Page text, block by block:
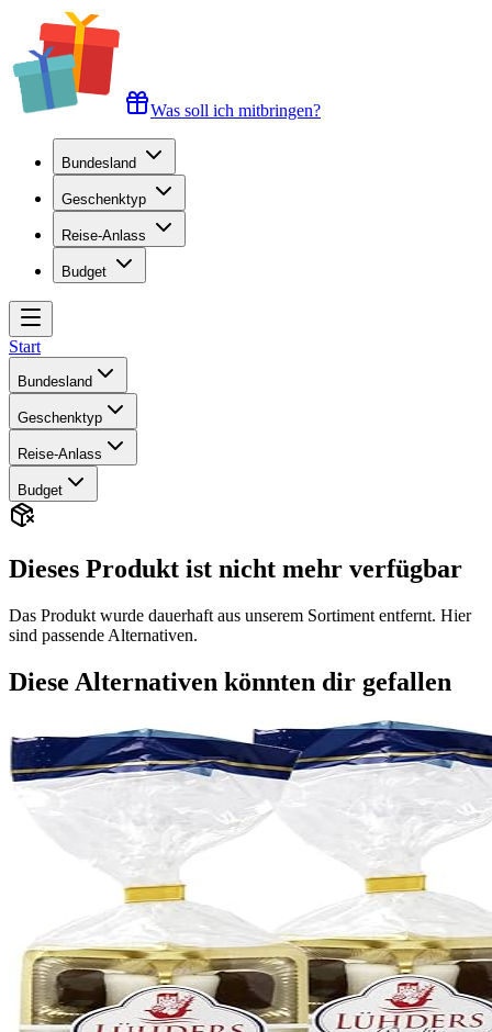
Was soll ich mitbringen?
Bundesland
Geschenktyp
Reise-Anlass
Budget
Start
Bundesland
Geschenktyp
Reise-Anlass
Budget
Dieses Produkt ist nicht mehr verfügbar
Das Produkt wurde dauerhaft aus unserem Sortiment entfernt. Hier
sind passende Alternativen.
Diese Alternativen könnten dir gefallen